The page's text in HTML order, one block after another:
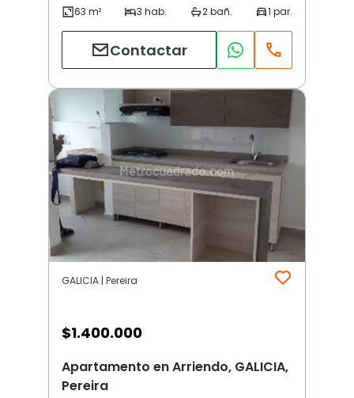
Contactar
GALICIA | Pereira
$1.400.000
Apartamento en Arriendo, GALICIA,
Pereira